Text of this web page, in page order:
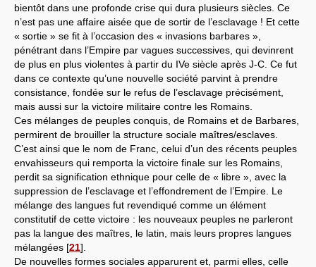
bientôt dans une profonde crise qui dura plusieurs siècles. Ce
n’est pas une affaire aisée que de sortir de l’esclavage ! Et cette
« sortie » se fit à l’occasion des « invasions barbares »,
pénétrant dans l’Empire par vagues successives, qui devinrent
de plus en plus violentes à partir du IVe siècle après J-C. Ce fut
dans ce contexte qu’une nouvelle société parvint à prendre
consistance, fondée sur le refus de l’esclavage précisément,
mais aussi sur la victoire militaire contre les Romains.
Ces mélanges de peuples conquis, de Romains et de Barbares,
permirent de brouiller la structure sociale maîtres/esclaves.
C’est ainsi que le nom de Franc, celui d’un des récents peuples
envahisseurs qui remporta la victoire finale sur les Romains,
perdit sa signification ethnique pour celle de « libre », avec la
suppression de l’esclavage et l’effondrement de l’Empire. Le
mélange des langues fut revendiqué comme un élément
constitutif de cette victoire : les nouveaux peuples ne parleront
pas la langue des maîtres, le latin, mais leurs propres langues
mélangées [21]
De nouvelles formes sociales apparurent et, parmi elles, celle